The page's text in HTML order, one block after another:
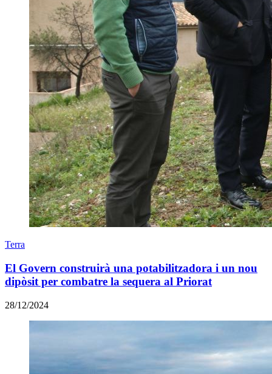
Terra
El Govern construirà una potabilitzadora i un nou
dipòsit per combatre la sequera al Priorat
28/12/2024